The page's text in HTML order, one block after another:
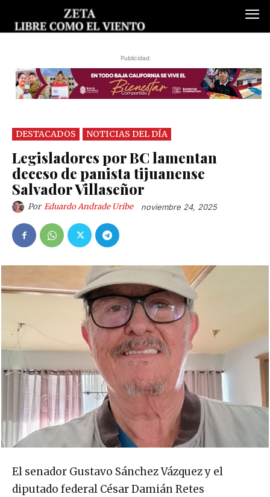
Publicidad
DESTACADOS NOTICIAS DEL DÍA
Legisladores por BC lamentan
deceso de panista tijuanense
Salvador Villaseñor
Por Eduardo Andrade Uribe noviembre 24, 2025
El senador Gustavo Sánchez Vázquez y el
diputado federal César Damián Retes